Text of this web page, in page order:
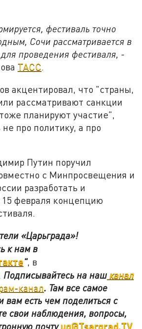
фестиваль точно
Сочи рассматривается в
проведения фестиваля, -
ТАСС.
акцентировал, что "страны,
рассматривают санкции
планируют участие",
про политику, а про
Путин поручил
с Минпросвещения и
разработать и
февраля концепцию
«Царьграда»!
к нам в
", в
Подписывайтесь на нашканал
канал. Там все самое
вам есть чем поделиться с
свои наблюдения, вопросы,
почтуug@Tsargrad.TV